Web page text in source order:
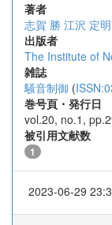
著者
志賀 勝 江沢 定明
出版者
The Institute of
雑誌
騒音制御 (
巻号頁・発行日
vol.20, no.1,
被引用文献数
1
2023-06-29